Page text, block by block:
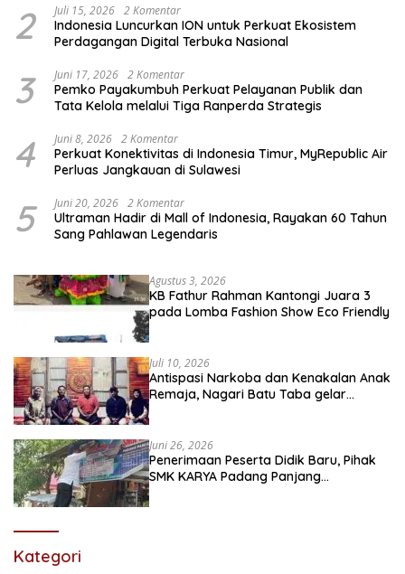
2 Juli 15, 2026 2 Komentar
Indonesia Luncurkan ION untuk Perkuat Ekosistem
Perdagangan Digital Terbuka Nasional
3 Juni 17, 2026 2 Komentar
Pemko Payakumbuh Perkuat Pelayanan Publik dan
Tata Kelola melalui Tiga Ranperda Strategis
4 Juni 8, 2026 2 Komentar
Perkuat Konektivitas di Indonesia Timur, MyRepublic Air
Perluas Jangkauan di Sulawesi
5 Juni 20, 2026 2 Komentar
Ultraman Hadir di Mall of Indonesia, Rayakan 60 Tahun
Sang Pahlawan Legendaris
Agustus 3, 2026
KB Fathur Rahman Kantongi Juara 3
pada Lomba Fashion Show Eco Friendly
Juli 10, 2026
Antispasi Narkoba dan Kenakalan Anak
Remaja, Nagari Batu Taba gelar
Juni 26, 2026
Penerimaan Peserta Didik Baru, Pihak
SMK KARYA Padang Panjang
Kategori